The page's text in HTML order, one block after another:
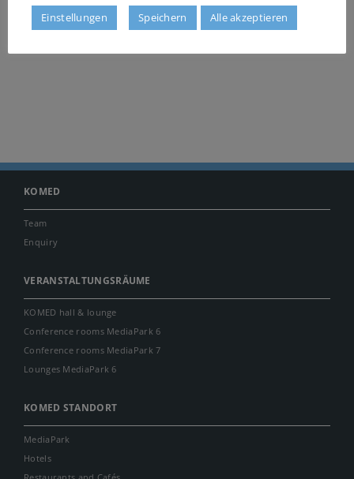
KOMED
Team
Enquiry
VERANSTALTUNGSRÄUME
KOMED hall & lounge
Conference rooms MediaPark 6
Conference rooms MediaPark 7
Lounges MediaPark 6
KOMED STANDORT
MediaPark
Hotels
Einstellungen Speichern Alle akzeptieren